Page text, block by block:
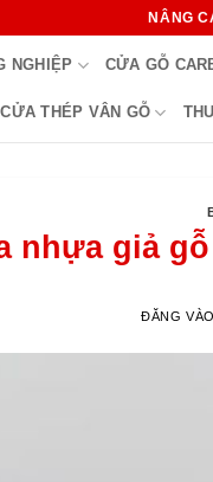
NÂNG
NGHIỆP CỬA GỖ
CỬA THÉP VÂN GỖ
nhựa giả
ĐĂNG